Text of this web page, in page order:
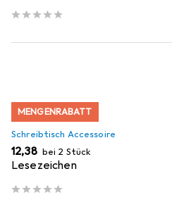
MENGENRABATT
Schreibtisch Accessoire
EUR
12,38 bei 2 Stück
Lesezeichen